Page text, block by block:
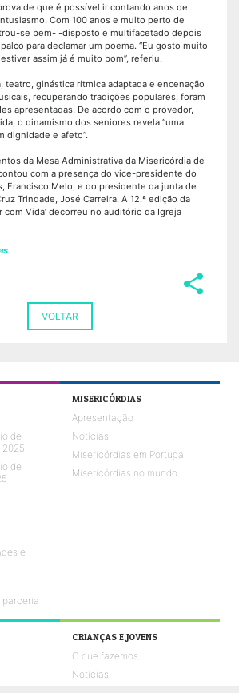
de que é possível ir contando anos de
Com 100 anos e muito perto de
se bem- -disposto e multifacetado depois
para declamar um poema. “Eu gosto muito
assim já é muito bom”, referiu.
teatro, ginástica rítmica adaptada e encenação
recuperando tradições populares, foram
apresentadas. De acordo com o provedor,
o dinamismo dos seniores revela “uma
dignidade e afeto”.
da Mesa Administrativa da Misericórdia de
com a presença do vice-presidente do
Francisco Melo, e do presidente da junta de
Trindade, José Carreira. A 12.ª edição da
com Vida’ decorreu no auditório da Igreja
share
VOLTAR
de
de
e
parceria
MISERICÓRDIAS
Apresentação
Notícias
Misericórdias em Portugal
Misericórdias no mundo
CRIANÇAS E JOVENS
O que fazemos
Notícias